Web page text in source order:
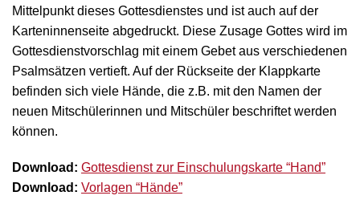
Mittelpunkt dieses Gottesdienstes und ist auch auf der
Karteninnenseite abgedruckt. Diese Zusage Gottes wird im
Gottesdienstvorschlag mit einem Gebet aus verschiedenen
Psalmsätzen vertieft. Auf der Rückseite der Klappkarte
befinden sich viele Hände, die z.B. mit den Namen der
neuen Mitschülerinnen und Mitschüler beschriftet werden
können.
Download: Gottesdienst zur Einschulungskarte “Hand”
Download: Vorlagen “Hände”